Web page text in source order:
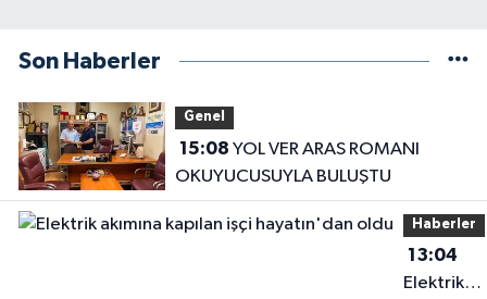
Son Haberler
Genel
15:08
OKUYUCUSUYLA BULUŞTU
Haberler
13:04
Elektrik